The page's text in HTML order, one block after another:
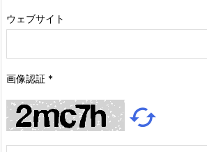
ウェブサイト
画像認証 *
